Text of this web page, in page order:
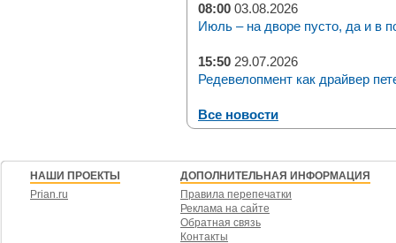
08:00 03.08.2026
Июль – на дворе пусто, да и в
15:50 29.07.2026
Редевелопмент как драйвер
Все новости
НАШИ ПРОЕКТЫ
Prian.ru
ДОПОЛНИТЕЛЬНАЯ ИНФОРМАЦИЯ
Правила перепечатки
Реклама на сайте
Обратная связь
Контакты